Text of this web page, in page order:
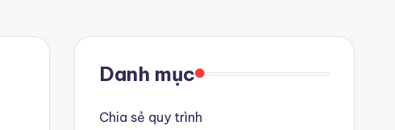
Danh mục
Chia sẻ quy trình